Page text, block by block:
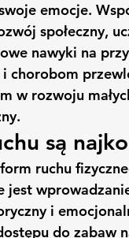
emocje.
społeczny,
nawyki na
chorobom
w rozwoju
są
ruchu
jest
i
do zabaw